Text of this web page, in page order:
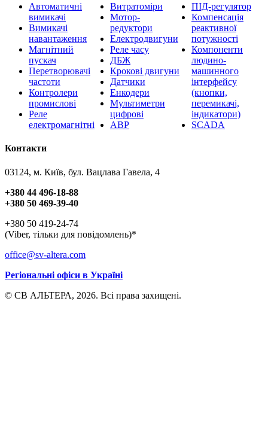
Автоматичні
вимикачі
Вимикачі
навантаження
Магнітний
пускач
Перетворювачі
частоти
Контролери
промислові
Реле
електромагнітні
Витратоміри
Мотор-
редуктори
Електродвигуни
Реле часу
ДБЖ
Крокові двигуни
Датчики
Енкодери
Мультиметри
цифрові
АВР
ПІД-регулятор
Компенсація
реактивної
потужності
Компоненти
людино-
машинного
інтерфейсу
(кнопки,
перемикачі,
індикатори)
SCADA
Контакти
03124, м. Київ, бул. Вацлава Гавела, 4
+380 44 496-18-88
+380 50 469-39-40
+380 50 419-24-74
(Viber, тільки для повідомлень)*
office@sv-altera.com
Регіональні офіси в Україні
© СВ АЛЬТЕРА, 2026. Всі права захищені.